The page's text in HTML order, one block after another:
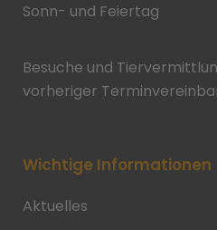
Sonn- und Feiertag
Besuche und
vorheriger
Wichtige Informationen
Aktuelles